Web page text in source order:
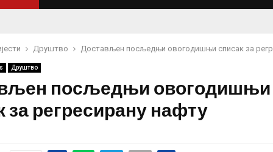
Друштво Достављен посљедњи овогодишњи списак за
Друштво
посљедњи овогодишњи
за регресирану нафту